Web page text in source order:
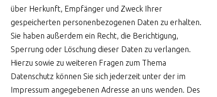
über Herkunft, Empfänger und Zweck Ihrer
gespeicherten personenbezogenen Daten zu erhalten.
Sie haben außerdem ein Recht, die Berichtigung,
Sperrung oder Löschung dieser Daten zu verlangen.
Hierzu sowie zu weiteren Fragen zum Thema
Datenschutz können Sie sich jederzeit unter der im
Impressum angegebenen Adresse an uns wenden. Des